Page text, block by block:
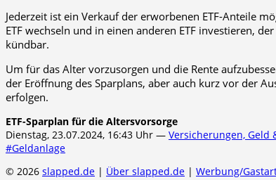
Jederzeit ist ein Verkauf der erworbenen ETF-Anteile
ETF wechseln und in einen anderen ETF investieren,
kündbar.
Um für das Alter vorzusorgen und die Rente
der Eröffnung des Sparplans, aber auch kurz vor der
erfolgen.
ETF-Sparplan für die Altersvorsorge
Dienstag, 23.07.2024, 16:43 Uhr — Versicherungen, Geld
#Geldanlage
© 2026 slapped.de | Über slapped.de | Werbung/